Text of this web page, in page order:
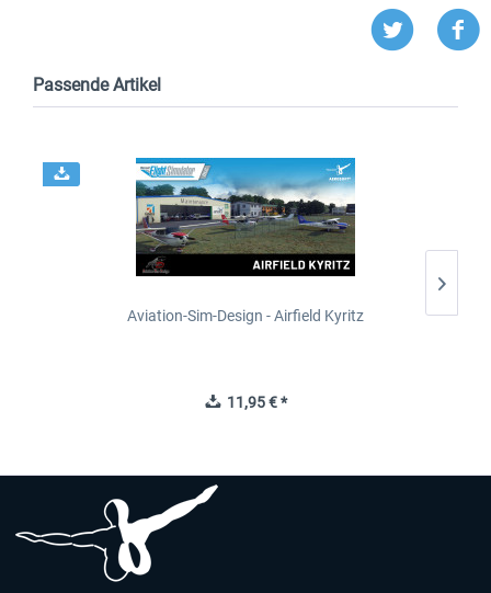
Passende Artikel
Aviation-Sim-Design - Airfield Kyritz
11,95 € *